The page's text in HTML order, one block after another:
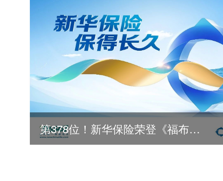
第378位！新华保险荣登《福布斯》全球500强